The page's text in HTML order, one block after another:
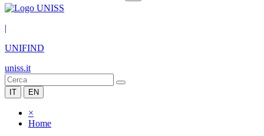
|
UNIFIND
uniss.it
IT EN
×
Home